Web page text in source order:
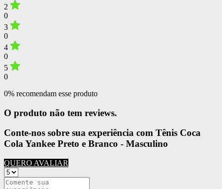
2
0
3
0
4
0
5
0
0% recomendam esse produto
O produto não tem reviews.
Conte-nos sobre sua experiência com Tênis Coca
Cola Yankee Preto e Branco - Masculino
QUERO AVALIAR